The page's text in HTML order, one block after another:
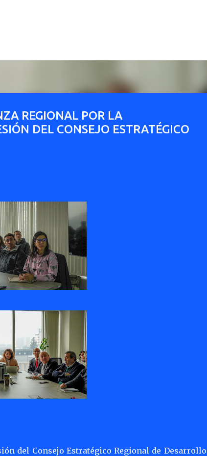
REGIONAL POR LA
DEL CONSEJO ESTRATÉGICO
del Consejo Estratégico Regional de Desarrollo